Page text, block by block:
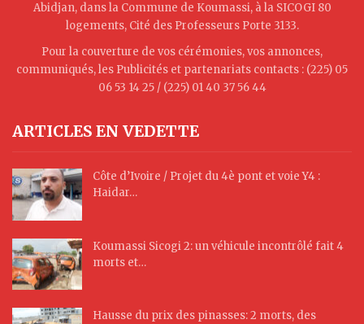
Abidjan, dans la Commune de Koumassi, à la SICOGI 80
logements, Cité des Professeurs Porte 3133.
Pour la couverture de vos cérémonies, vos annonces,
communiqués, les Publicités et partenariats contacts : (225) 05
06 53 14 25 / (225) 01 40 37 56 44
ARTICLES EN VEDETTE
Côte d’Ivoire / Projet du 4è pont et voie Y4 :
Haidar…
Koumassi Sicogi 2: un véhicule incontrôlé fait 4
morts et…
Hausse du prix des pinasses: 2 morts, des